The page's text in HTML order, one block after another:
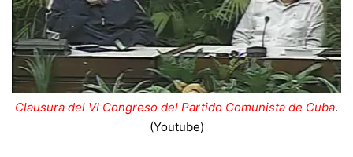
Clausura del VI Congreso del Partido Comunista de Cuba.
(Youtube)